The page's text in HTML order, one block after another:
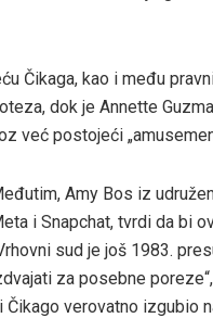
Čikaga, kao i među
dok je Annette
već postojeći
Amy Bos iz
i Snapchat, tvrdi da bi
sud je još 1983.
za posebne
Čikago verovatno izgubio